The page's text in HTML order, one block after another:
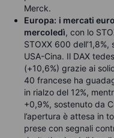
Merck.
Europa: i mercati
mercoledì, con lo
STOXX 600
USA-Cina. Il DAX
(+10,6%) grazie ai
40 francese ha
in rialzo del 12%,
+0,9%, sostenuto da
l’apertura è attesa in
prese con segnali